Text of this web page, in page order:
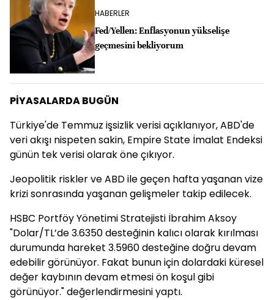
HABERLER
Fed/Yellen: Enflasyonun yükselişe
geçmesini bekliyorum
PİYASALARDA BUGÜN
Türkiye'de Temmuz işsizlik verisi açıklanıyor, ABD'de
veri akışı nispeten sakin, Empire State İmalat Endeksi
günün tek verisi olarak öne çıkıyor.
Jeopolitik riskler ve ABD ile geçen hafta yaşanan vize
krizi sonrasında yaşanan gelişmeler takip edilecek.
HSBC Portföy Yönetimi Stratejisti İbrahim Aksoy
"Dolar/TL’de 3.6350 desteğinin kalıcı olarak kırılması
durumunda hareket 3.5960 desteğine doğru devam
edebilir görünüyor. Fakat bunun için dolardaki küresel
değer kaybının devam etmesi ön koşul gibi
görünüyor." değerlendirmesini yaptı.